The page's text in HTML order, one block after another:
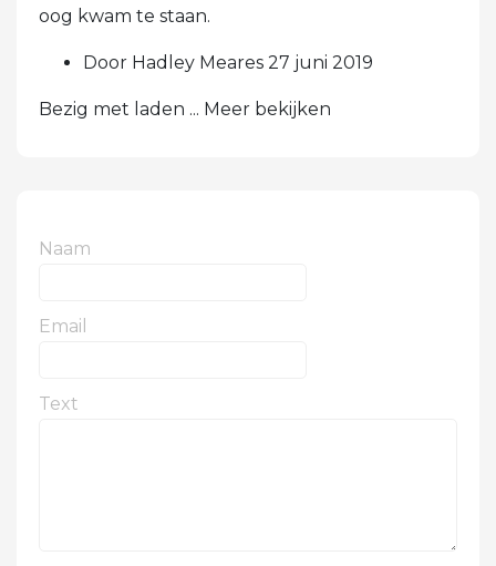
oog kwam te staan.
Door Hadley Meares 27 juni 2019
Bezig met laden ... Meer bekijken
Naam
Email
Text